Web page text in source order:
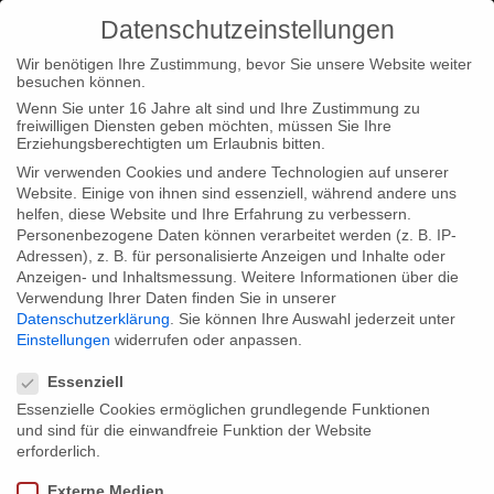
Datenschutzeinstellungen
Wir benötigen Ihre Zustimmung, bevor Sie unsere Website weiter
besuchen können.
Wenn Sie unter 16 Jahre alt sind und Ihre Zustimmung zu
freiwilligen Diensten geben möchten, müssen Sie Ihre
Erziehungsberechtigten um Erlaubnis bitten.
Wir verwenden Cookies und andere Technologien auf unserer
Website. Einige von ihnen sind essenziell, während andere uns
helfen, diese Website und Ihre Erfahrung zu verbessern.
Personenbezogene Daten können verarbeitet werden (z. B. IP-
Adressen), z. B. für personalisierte Anzeigen und Inhalte oder
Anzeigen- und Inhaltsmessung. Weitere Informationen über die
Verwendung Ihrer Daten finden Sie in unserer
Datenschutzerklärung
Sie können Ihre Auswahl jederzeit unter
Einstellungen widerrufen oder anpassen.
Essenziell
Essenzielle Cookies ermöglichen grundlegende Funktionen
und sind für die einwandfreie Funktion der Website
erforderlich.